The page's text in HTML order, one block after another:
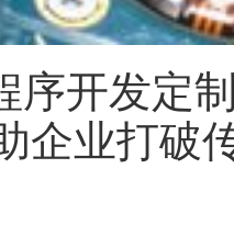
序开发定
企业打破